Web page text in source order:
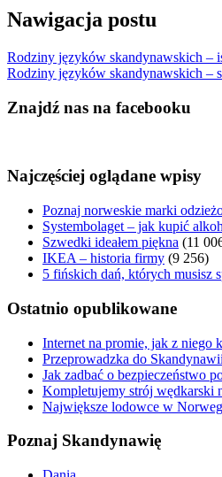
Nawigacja postu
Rodziny języków skandynawskich –
Rodziny języków skandynawskich –
Znajdź nas na facebooku
Najczęściej oglądane wpisy
Poznaj norweskie marki
Systembolaget – jak kupić
Szwedki ideałem piękna (11
IKEA – historia firmy (9 256)
5 fińskich dań, których musisz
Ostatnio opublikowane
Internet na promie, jak z niego
Przeprowadzka do
Jak zadbać o bezpieczeństwo
Kompletujemy strój wędkarski
Największe lodowce w
Poznaj Skandynawię